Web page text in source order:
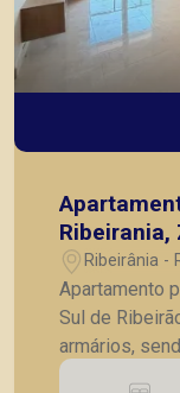
Ribeirania,
Preto/SP;
Ribeirânia -
Apartamento
Sul de Ribeirão Preto/
armários,
completo; -